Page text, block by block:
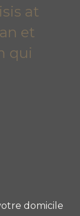
at
et
qui
domicile